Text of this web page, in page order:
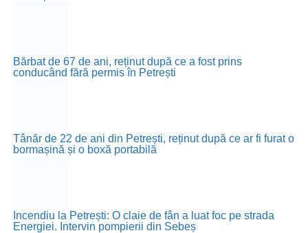
Bărbat de 67 de ani, reținut după ce a fost prins
conducând fără permis în Petrești
Tânăr de 22 de ani din Petrești, reținut după ce ar fi furat o
bormașină și o boxă portabilă
Incendiu la Petrești: O claie de fân a luat foc pe strada
Energiei. Intervin pompierii din Sebeș